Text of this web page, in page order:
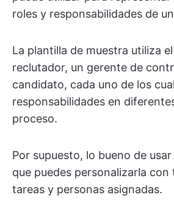
roles y responsabilidades de
La plantilla de muestra utiliza
reclutador, un gerente de
candidato, cada uno de los
responsabilidades en
proceso.
Por supuesto, lo bueno de
que puedes personalizarla con
tareas y personas asignadas.